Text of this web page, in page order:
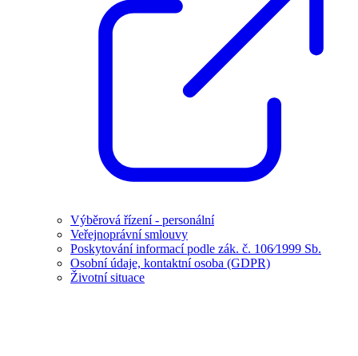
Výběrová řízení - personální
Veřejnoprávní smlouvy
Poskytování informací podle zák. č. 106⁄1999 Sb.
Osobní údaje, kontaktní osoba (GDPR)
Životní situace